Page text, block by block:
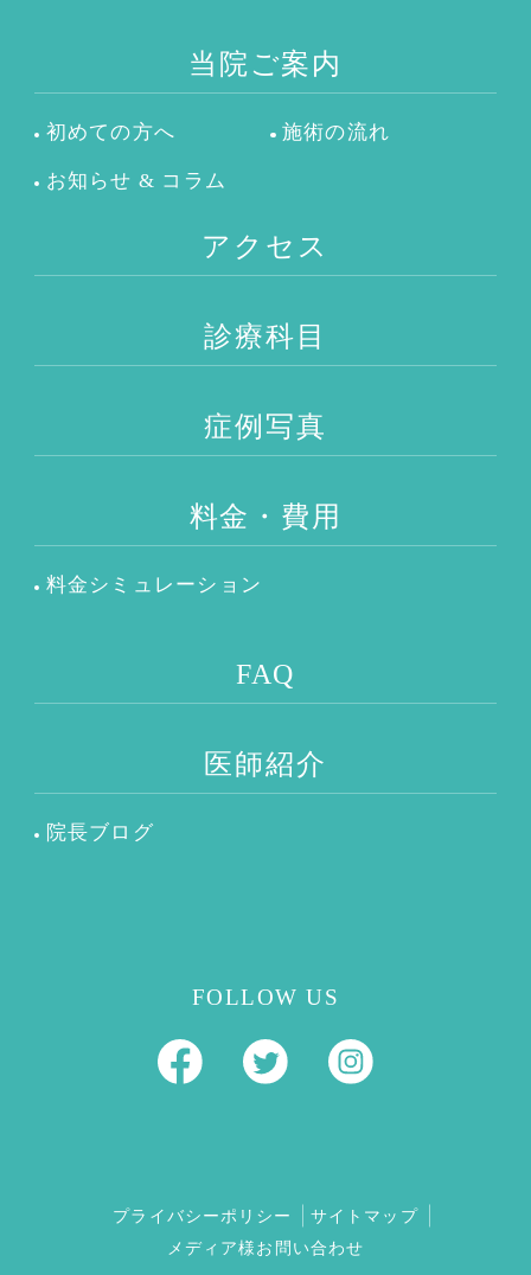
当院ご案内
初めての方へ 施術の流れ
お知らせ & コラム
アクセス
診療科目
症例写真
料金・費用
料金シミュレーション
FAQ
医師紹介
院長ブログ
FOLLOW US
プライバシーポリシー
サイトマップ
メディア様お問い合わせ